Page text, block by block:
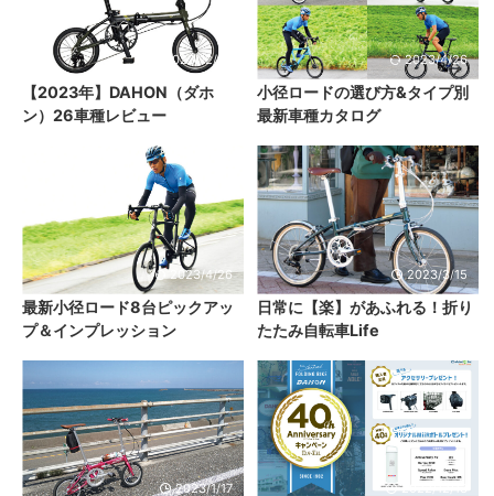
2023/12/20
【2023年】DAHON（ダホ
ン）26車種レビュー
2023/4/26
小径ロードの選び方&タイプ別
最新車種カタログ
2023/4/26
最新小径ロード8台ピックアッ
プ＆インプレッション
2023/3/15
日常に【楽】があふれる！折り
たたみ自転車Life
2023/1/17 2022/12/13